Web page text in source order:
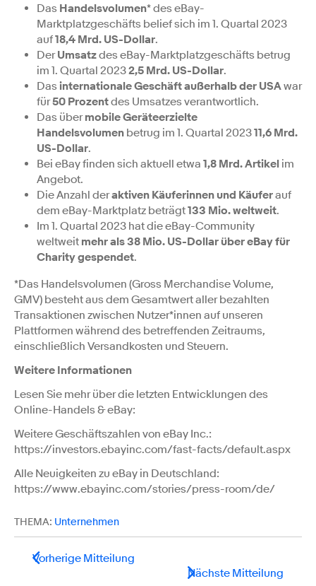
Das Handelsvolumen* des eBay-
Marktplatzgeschäfts belief sich im 1. Quartal 2023
auf18,4 Mrd. US-Dollar.
DerUmsatzdes eBay-Marktplatzgeschäfts betrug
im 1. Quartal 20232,5 Mrd. US-Dollar.
Dasinternationale Geschäftaußerhalb der USAwar
für50 Prozentdes Umsatzes verantwortlich.
Das übermobile Geräteerzielte
Handelsvolumen betrug im 1. Quartal 202311,6 Mrd.
US-Dollar.
Bei eBay finden sich aktuell etwa 1,8 Mrd. Artikel im
Angebot.
Die Anzahl deraktiven Käuferinnen und Käuferauf
dem eBay-Marktplatz beträgt133 Mio. weltweit.
Im 1. Quartal 2023 hat die eBay-Community
weltweit mehr als 38 Mio. US-Dollar über eBay für
Charity gespendet.
*Das Handelsvolumen (Gross Merchandise Volume,
GMV) besteht aus dem Gesamtwert aller bezahlten
Transaktionen zwischen Nutzer*innen auf unseren
Plattformen während des betreffenden Zeitraums,
einschließlich Versandkosten und Steuern.
Weitere Informationen
Lesen Sie mehr über die letzten Entwicklungen des
Online-Handels & eBay:
Weitere Geschäftszahlen von eBay Inc.:
https://investors.ebayinc.com/fast-facts/default.aspx
Alle Neuigkeiten zu eBay in Deutschland:
https://www.ebayinc.com/stories/press-room/de/
THEMA: Unternehmen
Vorherige Mitteilung
Nächste Mitteilung